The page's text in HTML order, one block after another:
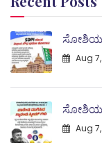
Aug
Aug